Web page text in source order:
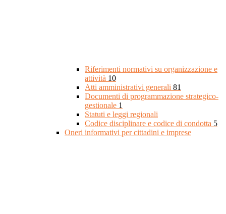
Riferimenti normativi su organizzazione e
attività 10
Atti amministrativi generali 81
Documenti di programmazione strategico-
gestionale 1
Statuti e leggi regionali
Codice disciplinare e codice di condotta 5
Oneri informativi per cittadini e imprese